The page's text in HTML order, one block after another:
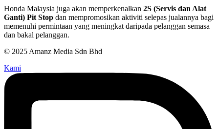
Honda Malaysia juga akan memperkenalkan 2S (Servis dan Alat
Ganti) Pit Stop dan mempromosikan aktiviti selepas jualannya bagi
memenuhi permintaan yang meningkat daripada pelanggan semasa
dan bakal pelanggan.
© 2025 Amanz Media Sdn Bhd
Kami